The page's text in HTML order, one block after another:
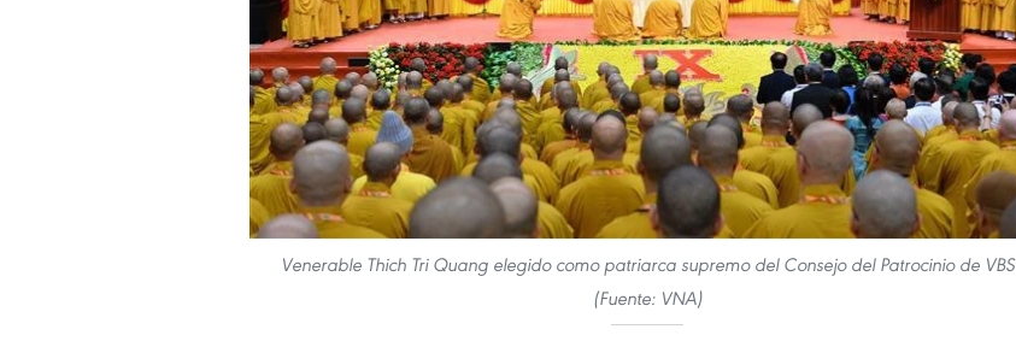
Venerable Thich Tri Quang elegido como patriarca supremo del Consejo del Patrocinio de VBS
(Fuente: VNA)